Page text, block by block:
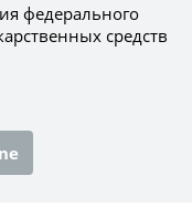
федерального
средств